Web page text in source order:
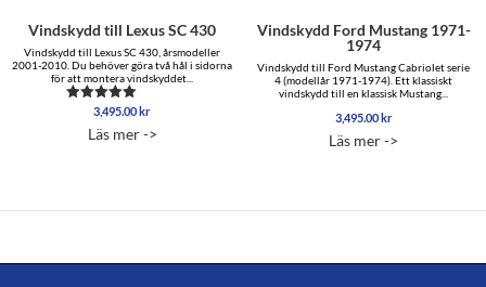
Vindskydd till Lexus SC 430
Vindskydd till Lexus SC 430, årsmodeller
2001-2010. Du behöver göra två hål i sidorna
för att montera vindskyddet...
Betygsatt
av 5
3,495.00 kr
Läs mer ->
Vindskydd Ford Mustang 1971-
1974
Vindskydd till Ford Mustang Cabriolet serie
4 (modellår 1971-1974). Ett klassiskt
vindskydd till en klassisk Mustang...
3,495.00 kr
Läs mer ->